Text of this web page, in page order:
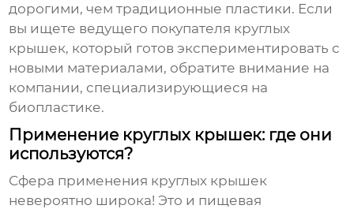
дорогими, чем традиционные пластики. Если
вы ищете ведущего покупателя круглых
крышек, который готов экспериментировать с
новыми материалами, обратите внимание на
компании, специализирующиеся на
биопластике.
Применение круглых крышек: где они
используются?
Сфера применения круглых крышек
невероятно широка! Это и пищевая